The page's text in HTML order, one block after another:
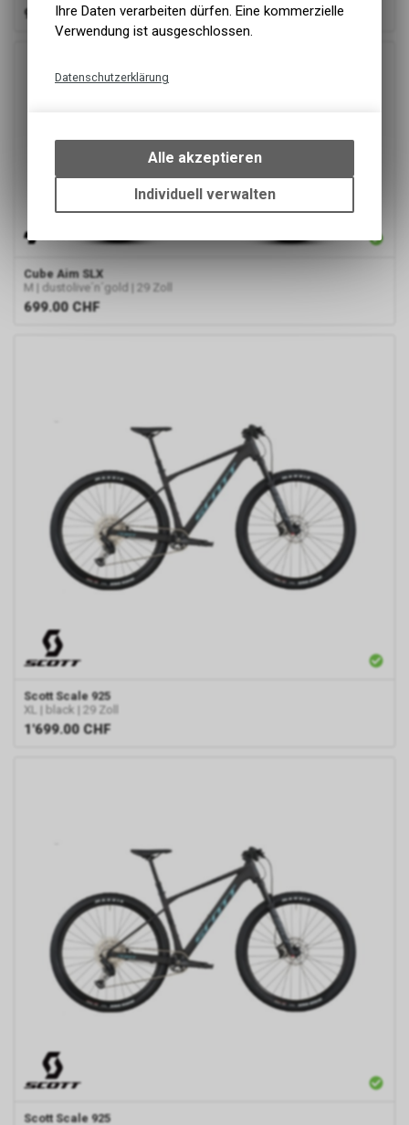
999.00 CHF
Cube Aim SLX
M | dustolive´n´gold | 29 Zoll
699.00 CHF
Scott Scale 925
XL | black | 29 Zoll
1'699.00 CHF
Scott Scale 925
Ihre Daten verarbeiten dürfen. Eine kommerzielle
Verwendung ist ausgeschlossen.
Datenschutzerklärung
bestimmte Interaktionen und
Einstellungen auf Ihrem Gerät,
um die grundlegenden
Funktionen unseres Online-
des Warenkorbs, zu
dass die gespeicherten Daten
Alle akzeptieren
Individuell verwalten